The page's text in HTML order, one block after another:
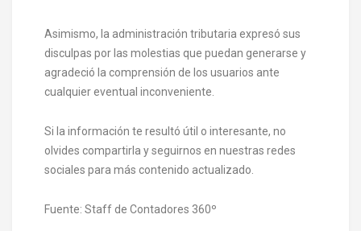
Asimismo, la administración tributaria expresó sus
disculpas por las molestias que puedan generarse y
agradeció la comprensión de los usuarios ante
cualquier eventual inconveniente.
Si la información te resultó útil o interesante, no
olvides compartirla y seguirnos en nuestras redes
sociales para más contenido actualizado.
Fuente: Staff de Contadores 360º